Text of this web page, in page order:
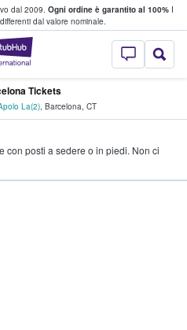
dal 2009. Ogni ordine è garantito al 100%I
dal valore nominale.
StubHub - Dove
biglietti
Tickets
La(2), Barcelona, CT
con posti a sedere o in piedi. Non ci